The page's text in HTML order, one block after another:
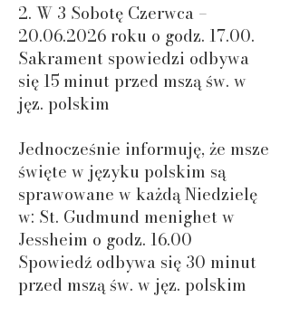
2. W 3 Sobotę Czerwca –
20.06.2026 roku o godz. 17.00.
Sakrament spowiedzi odbywa
się 15 minut przed mszą św. w
jęz. polskim
Jednocześnie informuję, że msze
święte w języku polskim są
sprawowane w każdą Niedzielę
w: St. Gudmund menighet w
Jessheim o godz. 16.00
Spowiedź odbywa się 30 minut
przed mszą św. w jęz. polskim